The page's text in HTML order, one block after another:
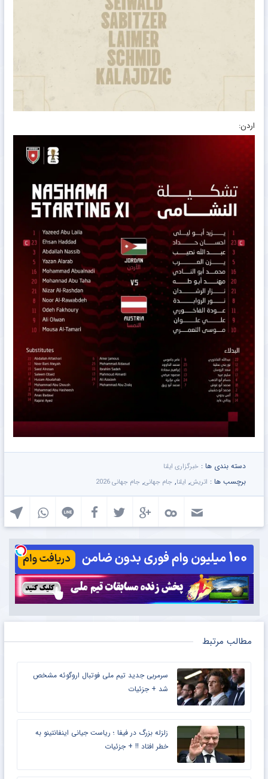
اردن:
دسته بندی ها : خبرگزاری ایلنا
برچسب ها : اتریش, ایلنا, جام جهانی, جام جهانی 2026
مطالب مرتبط
سرمربی جدید تیم ملی فوتبال اروگوئه مشخص
شد + جزئیات
زلزله بزرگ در فیفا ؛ ریاست جیانی اینفانتینو به
خطر افتاد !! + جزئیات